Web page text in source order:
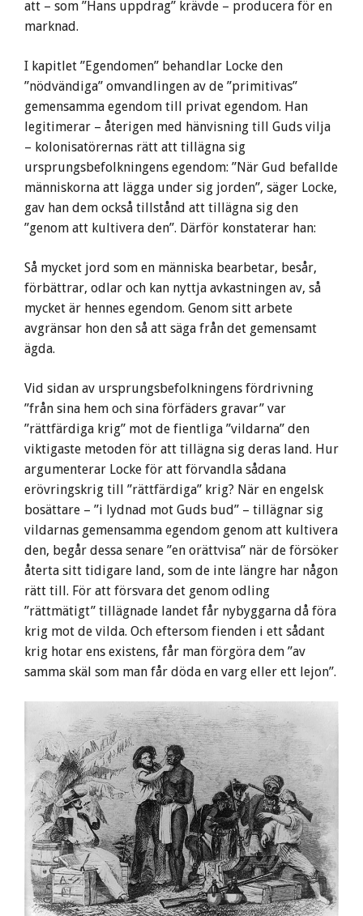
att – som ”Hans uppdrag” krävde – producera för en
marknad.
I kapitlet ”Egendomen” behandlar Locke den
”nödvändiga” omvandlingen av de ”primitivas”
gemensamma egendom till privat egendom. Han
legitimerar – återigen med hänvisning till Guds vilja
– kolonisatörernas rätt att tillägna sig
ursprungsbefolkningens egendom: ”När Gud befallde
människorna att lägga under sig jorden”, säger Locke,
gav han dem också tillstånd att tillägna sig den
”genom att kultivera den”. Därför konstaterar han:
Så mycket jord som en människa bearbetar, besår,
förbättrar, odlar och kan nyttja avkastningen av, så
mycket är hennes egendom. Genom sitt arbete
avgränsar hon den så att säga från det gemensamt
ägda.
Vid sidan av ursprungsbefolkningens fördrivning
”från sina hem och sina förfäders gravar” var
”rättfärdiga krig” mot de fientliga ”vildarna” den
viktigaste metoden för att tillägna sig deras land. Hur
argumenterar Locke för att förvandla sådana
erövringskrig till ”rättfärdiga” krig? När en engelsk
bosättare – ”i lydnad mot Guds bud” – tillägnar sig
vildarnas gemensamma egendom genom att kultivera
den, begår dessa senare ”en orättvisa” när de försöker
återta sitt tidigare land, som de inte längre har någon
rätt till. För att försvara det genom odling
”rättmätigt” tillägnade landet får nybyggarna då föra
krig mot de vilda. Och eftersom fienden i ett sådant
krig hotar ens existens, får man förgöra dem ”av
samma skäl som man får döda en varg eller ett lejon”.